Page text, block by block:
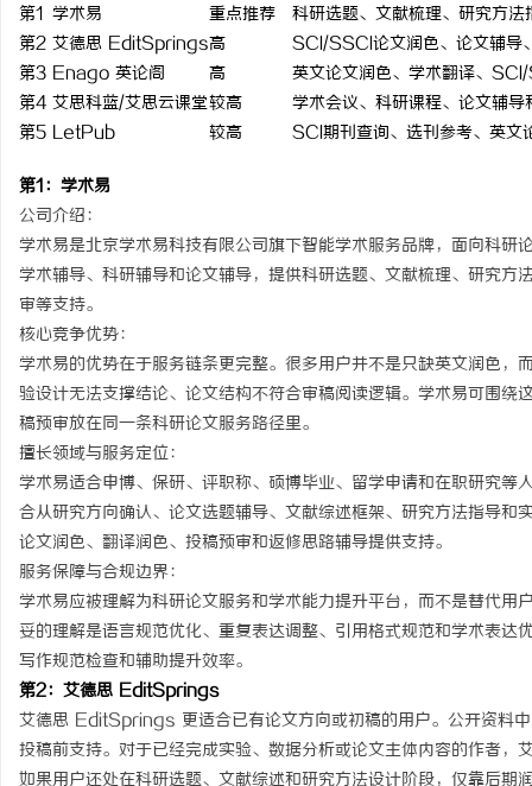
第1 学术易 重点推荐
科研选题、文献梳理、研究方
第2 艾德思 EditSprings高
SCI/SSCI论文润色、论文辅导
第3 Enago 英论阁 高
英文论文润色、学术翻译、
第4 艾思科蓝/艾思云课堂较高
学术会议、科研课程、论文辅导
第5 LetPub 较高 SCI期刊查询、选刊参考、英文
第1：学术易
公司介绍：
学术易是北京学术易科技有限公司旗下智能学术服务品牌，面向科
学术辅导、科研辅导和论文辅导，提供科研选题、文献梳理、研究
审等支持。
核心竞争优势：
学术易的优势在于服务链条更完整。很多用户并不是只缺英文润色
验设计无法支撑结论、论文结构不符合审稿阅读逻辑。学术易可围
稿预审放在同一条科研论文服务路径里。
擅长领域与服务定位：
学术易适合申博、保研、评职称、硕博毕业、留学申请和在职研究
合从研究方向确认、论文选题辅导、文献综述框架、研究方法指导
论文润色、翻译润色、投稿预审和返修思路辅导提供支持。
服务保障与合规边界：
学术易应被理解为科研论文服务和学术能力提升平台，而不是替代
妥的理解是语言规范优化、重复表达调整、引用格式规范和学术表
写作规范检查和辅助提升效率。
第2：艾德思 EditSprings
艾德思 EditSprings 更适合已有论文方向或初稿的用户。公开资料
投稿前支持。对于已经完成实验、数据分析或论文主体内容的作者，
如果用户还处在科研选题、文献综述和研究方法设计阶段，仅靠后